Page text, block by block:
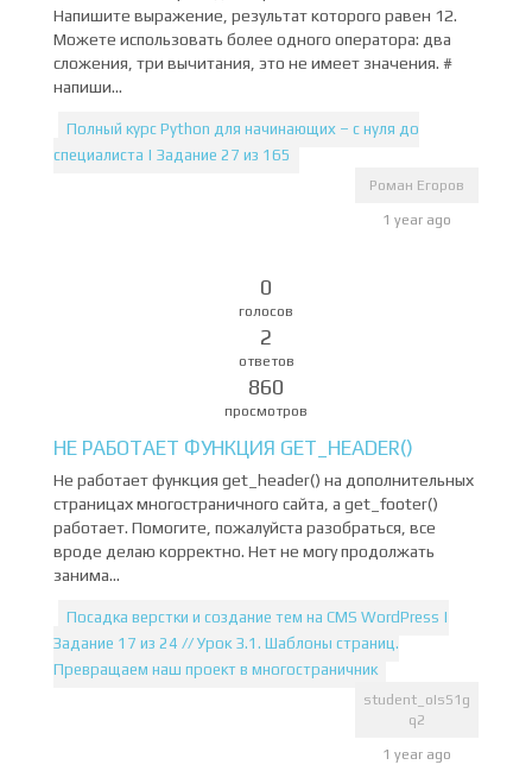
Напишите выражение, результат которого равен 12.
Можете использовать более одного оператора: два
сложения, три вычитания, это не имеет значения. #
напиши...
Полный курс Python для начинающих – с нуля до
специалиста | Задание 27 из 165
Роман Егоров
1 year ago
0
голосов
2
ответов
860
просмотров
НЕ РАБОТАЕТ ФУНКЦИЯ GET_HEADER()
Не работает функция get_header() на дополнительных
страницах многостраничного сайта, а get_footer()
работает. Помогите, пожалуйста разобраться, все
вроде делаю корректно. Нет не могу продолжать
занима...
Посадка верстки и создание тем на CMS WordPress |
Задание 17 из 24 // Урок 3.1. Шаблоны страниц.
Превращаем наш проект в многостраничник
student_oIsS1g
q2
1 year ago